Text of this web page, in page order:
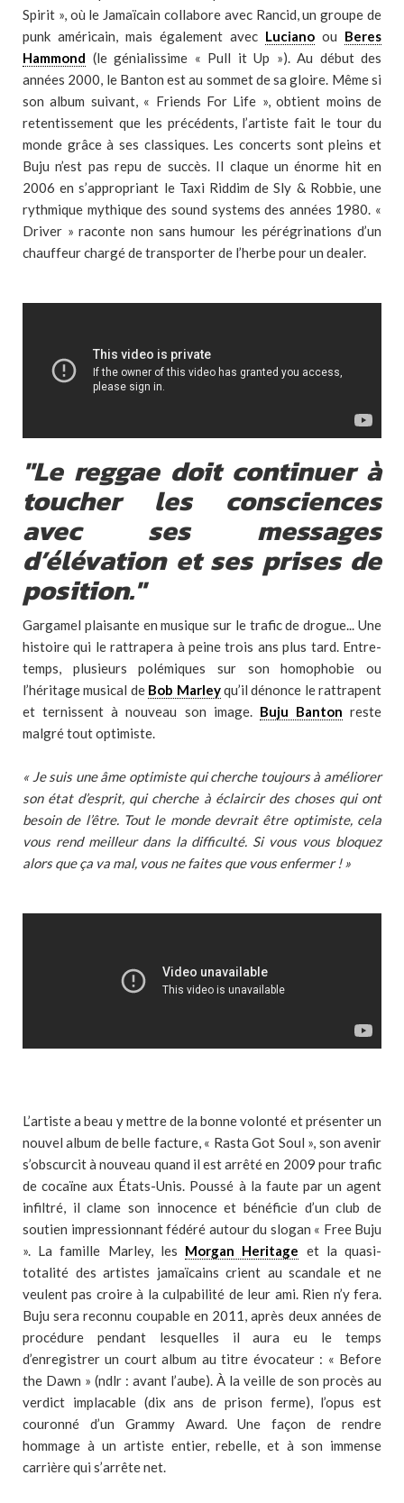
Spirit », où le Jamaïcain collabore avec Rancid, un groupe de
punk américain, mais également avec Luciano ou Beres
Hammond (le génialissime « Pull it Up »). Au début des
années 2000, le Banton est au sommet de sa gloire. Même si
son album suivant, « Friends For Life », obtient moins de
retentissement que les précédents, l’artiste fait le tour du
monde grâce à ses classiques. Les concerts sont pleins et
Buju n’est pas repu de succès. Il claque un énorme hit en
2006 en s’appropriant le Taxi Riddim de Sly & Robbie, une
rythmique mythique des sound systems des années 1980. «
Driver » raconte non sans humour les pérégrinations d’un
chauffeur chargé de transporter de l’herbe pour un dealer.
"Le reggae doit continuer à
toucher les consciences
avec ses messages
d’élévation et ses prises de
position."
Gargamel plaisante en musique sur le trafic de drogue... Une
histoire qui le rattrapera à peine trois ans plus tard. Entre-
temps, plusieurs polémiques sur son homophobie ou
l’héritage musical de Bob Marleyqu’il dénonce le rattrapent
et ternissent à nouveau son image. Buju Banton reste
malgré tout optimiste.
« Je suis une âme optimiste qui cherche toujours à améliorer
son état d’esprit, qui cherche à éclaircir des choses qui ont
besoin de l’être. Tout le monde devrait être optimiste, cela
vous rend meilleur dans la difficulté. Si vous vous bloquez
alors que ça va mal, vous ne faites que vous enfermer ! »
L’artiste a beau y mettre de la bonne volonté et présenter un
nouvel album de belle facture, « Rasta Got Soul », son avenir
s’obscurcit à nouveau quand il est arrêté en 2009 pour trafic
de cocaïne aux États-Unis. Poussé à la faute par un agent
infiltré, il clame son innocence et bénéficie d’un club de
soutien impressionnant fédéré autour du slogan « Free Buju
». La famille Marley, les Morgan Heritage et la quasi-
totalité des artistes jamaïcains crient au scandale et ne
veulent pas croire à la culpabilité de leur ami. Rien n’y fera.
Buju sera reconnu coupable en 2011, après deux années de
procédure pendant lesquelles il aura eu le temps
d’enregistrer un court album au titre évocateur : « Before
the Dawn » (ndlr : avant l’aube). À la veille de son procès au
verdict implacable (dix ans de prison ferme), l’opus est
couronné d’un Grammy Award. Une façon de rendre
hommage à un artiste entier, rebelle, et à son immense
carrière qui s’arrête net.